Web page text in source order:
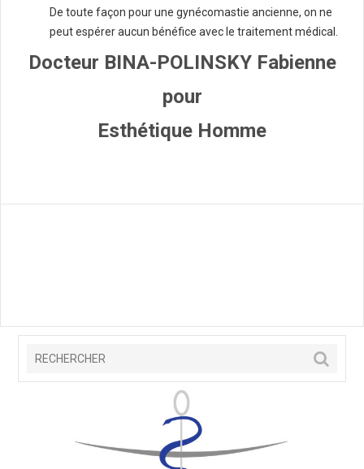
De toute façon pour une gynécomastie ancienne, on ne
peut espérer aucun bénéfice avec le traitement médical.
Docteur BINA-POLINSKY Fabienne
pour
Esthétique Homme